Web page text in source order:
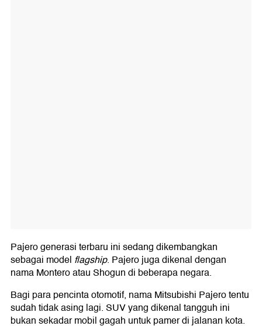
Pajero generasi terbaru ini sedang dikembangkan
sebagai model flagship. Pajero juga dikenal dengan
nama Montero atau Shogun di beberapa negara.
Bagi para pencinta otomotif, nama Mitsubishi Pajero tentu
sudah tidak asing lagi. SUV yang dikenal tangguh ini
bukan sekadar mobil gagah untuk pamer di jalanan kota.